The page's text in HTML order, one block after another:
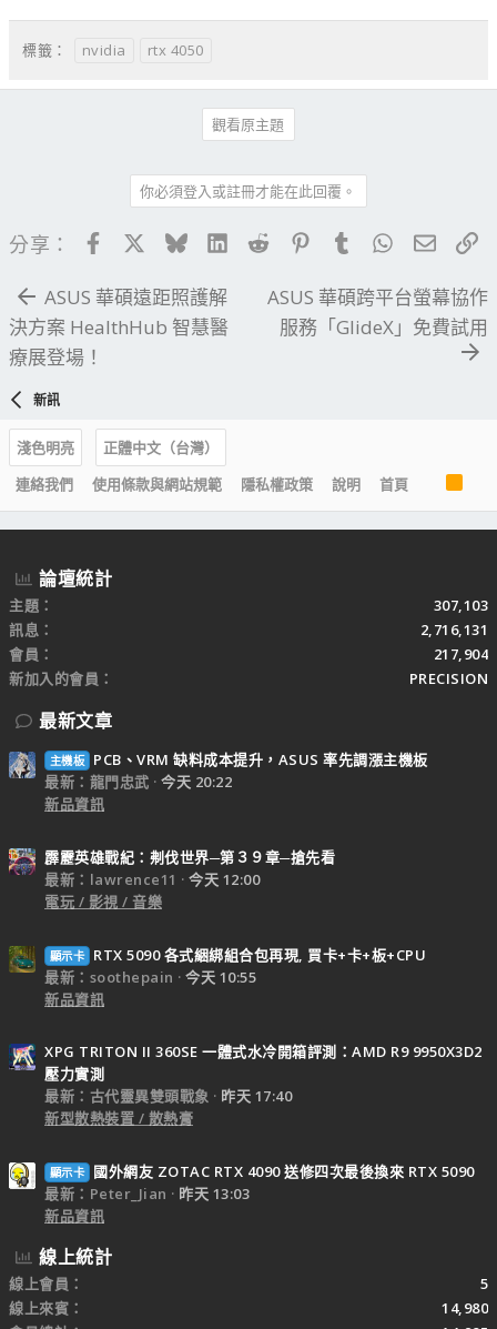
標籤： nvidia rtx 4050
觀看原主題
你必須登入或註冊才能在此回覆。
分享： FacebookBlueskyLinkedIn
Reddit PinterestTumblrWhatsApp
電子
ASUS 華碩遠距照護解
決方案 HealthHub 智慧醫
療展登場！
ASUS 華碩跨平台螢幕協作
服務「GlideX」免費試用
新訊
淺色明亮
正體中文（台灣）
連絡我們
使用條款與網站規範 隱私權政策 說明 首頁
R
S
S
論壇統計
主題
307,103
訊息
2,716,131
會員
217,904
新加入的會員
PRECISION
最新文章
主機板
PCB、VRM 缺料成本提升，ASUS 率先調漲主機板
最新：龍門忠武
今天 20:22
新品資訊
霹靂英雄戰紀：刜伐世界─第３９章─搶先看
最新：lawrence11
今天 12:00
電玩 / 影視 / 音樂
顯示卡
RTX 5090 各式綑綁組合包再現, 買卡+卡+板+CPU
最新：soothepain
今天 10:55
新品資訊
XPG TRITON II 360SE 一體式水冷開箱評測：AMD R9 9950X3D2
壓力實測
最新：古代靈異雙頭戰象
昨天 17:40
新型散熱裝置 / 散熱膏
顯示卡
國外網友 ZOTAC RTX 4090 送修四次最後換來 RTX 5090
最新：Peter_Jian
昨天 13:03
新品資訊
線上統計
線上會員
5
線上來賓
14,980